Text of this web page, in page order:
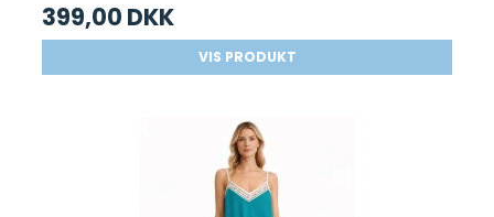
399,00 DKK
VIS PRODUKT